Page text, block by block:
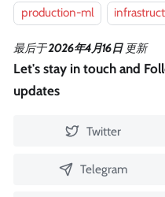
production-ml
最后于2026年4月16日 更新
Let's stay in touch and
updates
Twitter
Telegram